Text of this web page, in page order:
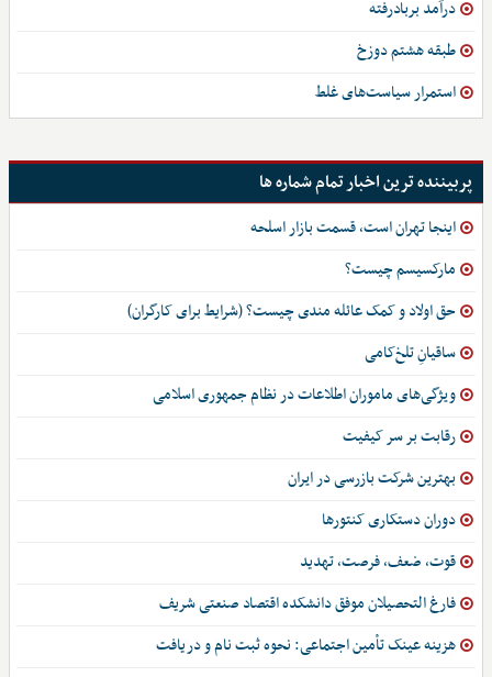
درآمد بربادرفته
طبقه هشتم دوزخ
استمرار سیاست‌های غلط
پربیننده ترین اخبار تمام شماره ها
اینجا تهران است، قسمت بازار اسلحه
مارکسیسم چیست؟
حق اولاد و کمک عائله مندی چیست؟ (شرایط برای کارگران)
ساقیانِ تلخ‌کامی
ویژگی‌های ماموران اطلاعات در نظام جمهوری اسلامی
رقابت بر سر کیفیت
بهترین شرکت بازرسی در ایران
دوران دستکاری کنتورها
قوت، ضعف، فرصت، تهدید
فارغ التحصیلان موفق دانشکده اقتصاد صنعتی شریف
هزینه عینک تأمین اجتماعی: نحوه ثبت نام و دریافت